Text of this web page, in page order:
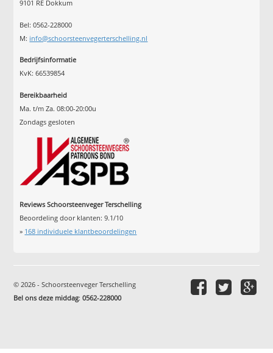
9101 RE Dokkum
Bel: 0562-228000
M: info@schoorsteenvegerterschelling.nl
Bedrijfsinformatie
KvK: 66539854
Bereikbaarheid
Ma. t/m Za. 08:00-20:00u
Zondags gesloten
Reviews Schoorsteenveger Terschelling
Beoordeling door klanten:9.1/10
» 168 individuele klantbeoordelingen
© 2026 - Schoorsteenveger Terschelling
Bel ons deze middag:0562-228000